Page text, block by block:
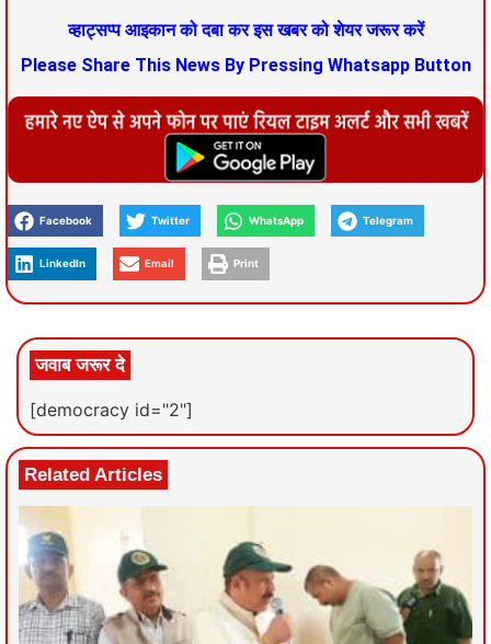
व्हाट्सप्प आइकान को दबा कर इस खबर को शेयर जरूर करें
Please Share This News By Pressing Whatsapp Button
Facebook Twitter WhatsApp Telegram
LinkedIn Email Print
जवाब जरूर दे
[democracy id="2"]
Related Articles